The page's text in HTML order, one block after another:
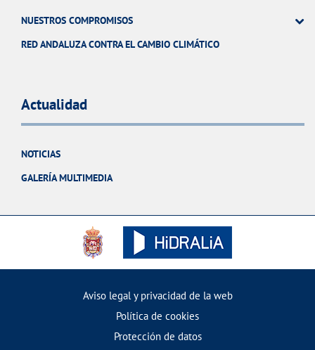
NUESTROS COMPROMISOS
RED ANDALUZA CONTRA EL CAMBIO CLIMÁTICO
Actualidad
NOTICIAS
GALERÍA MULTIMEDIA
Aviso legal y privacidad de la web
Política de cookies
Protección de datos